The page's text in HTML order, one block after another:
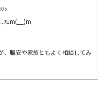
たm(__)m
、職安や家族ともよく相談してみ